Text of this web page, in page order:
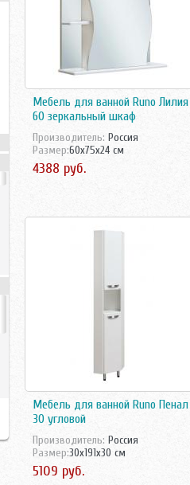
Мебель для ванной Runo Лилия
60 зеркальный шкаф
Производитель: Россия
Размер:60x75x24 см
4388 руб.
Мебель для ванной Runo Пенал
30 угловой
Производитель: Россия
Размер:30x191x30 см
5109 руб.